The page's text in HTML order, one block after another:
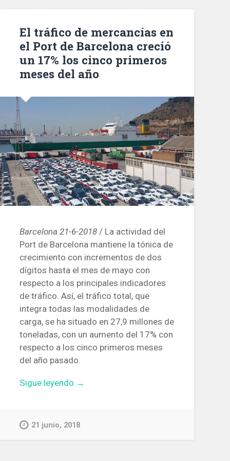
menos
20
robos»
El tráfico de mercancías en
el Port de Barcelona creció
un 17% los cinco primeros
meses del año
Barcelona 21-6-2018 / La actividad del
Port de Barcelona mantiene la tónica de
crecimiento con incrementos de dos
dígitos hasta el mes de mayo con
respecto a los principales indicadores
de tráfico. Así, el tráfico total, que
integra todas las modalidades de
carga, se ha situado en 27,9 millones de
toneladas, con un aumento del 17% con
respecto a los cinco primeros meses
del año pasado.
Sigue leyendo «El
mercancías
→
21 junio, 2018